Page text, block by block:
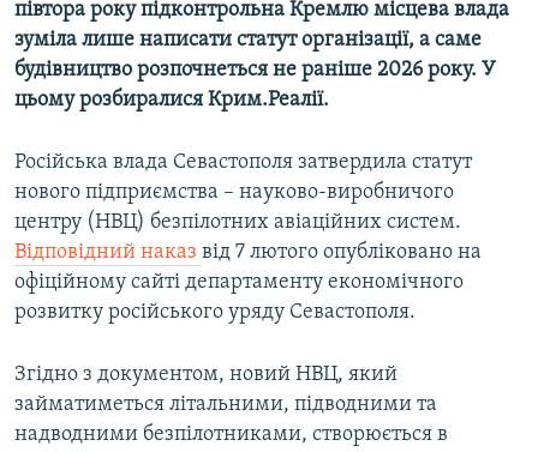
півтора року підконтрольна Кремлю місцева влада
зуміла лише написати статут організації, а саме
будівництво розпочнеться не раніше 2026 року. У
цьому розбиралися Крим.Реалії.
Російська влада Севастополя затвердила статут
нового підприємства – науково-виробничого
центру (НВЦ) безпілотних авіаційних систем.
Відповідний наказ від 7 лютого опубліковано на
офіційному сайті департаменту економічного
розвитку російського уряду Севастополя.
Згідно з документом, новий НВЦ, який
займатиметься літальними, підводними та
надводними безпілотниками, створюється в